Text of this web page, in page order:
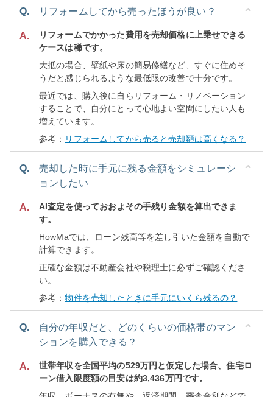
Q. リフォームしてから売ったほうが良い？
A.
リフォームでかかった費用を売却価格に上乗せできる
ケースは稀です。
大抵の場合、壁紙や床の簡易修繕など、すぐに住めそ
うだと感じられるような最低限の改善で十分です。
最近では、購入後に自らリフォーム・リノベーション
することで、自分にとって心地よい空間にしたい人も
増えています。
参考： リフォームしてから売ると売却額は高くなる？
Q.
売却した時に手元に残る金額をシミュレーシ
ョンしたい
A.
AI査定を使っておおよその手残り金額を算出できま
す。
HowMaでは、ローン残高等を差し引いた金額を自動で
計算できます。
正確な金額は不動産会社や税理士に必ずご確認くださ
い。
参考：物件を売却したときに手元にいくら残るの？
Q.
自分の年収だと、どのくらいの価格帯のマン
ションを購入できる？
A.
世帯年収を全国平均の529万円と仮定した場合、住宅ロ
ーン借入限度額の目安は約3,436万円です。